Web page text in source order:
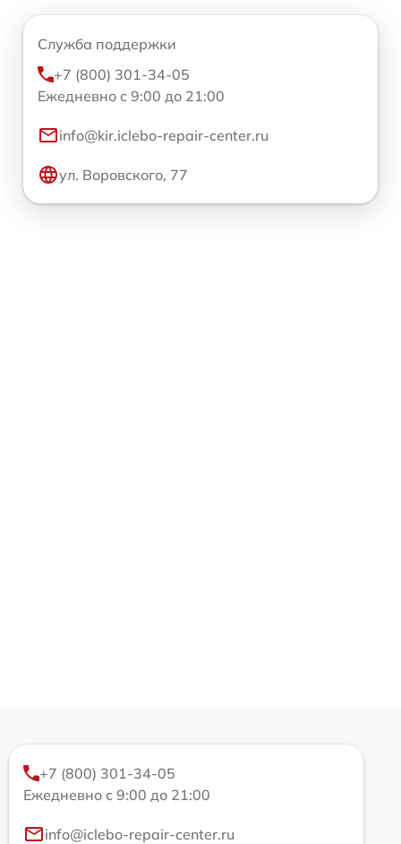
Служба поддержки
+7 (800) 301-34-05
Ежедневно с 9:00 до 21:00
info@kir.iclebo-repair-center.ru
ул. Воровского, 77
+7 (800) 301-34-05
Ежедневно с 9:00 до 21:00
info@iclebo-repair-center.ru